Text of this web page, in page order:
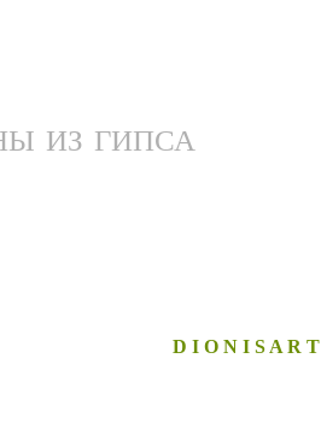
ИЗ ГИПСА
D I O N I S A R T